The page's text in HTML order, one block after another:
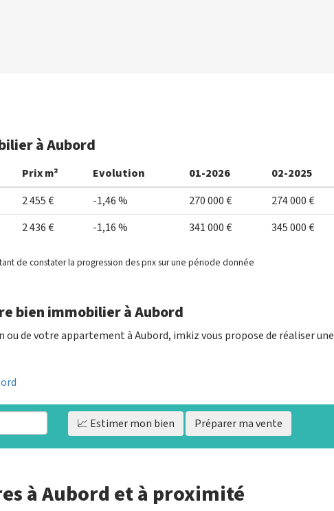
à Aubord
Prix m² Evolution 01-2026
02-2025
2 455 € -1,46 % 270 000 €
274 000 €
2 436 € -1,16 % 341 000 € 345 000 €
de constater la progression des prix sur une période donnée
bien immobilier à Aubord
de votre appartement à Aubord, imkiz vous propose de réaliser une
📈 Estimermon bien Préparer ma vente
à Aubord et à proximité